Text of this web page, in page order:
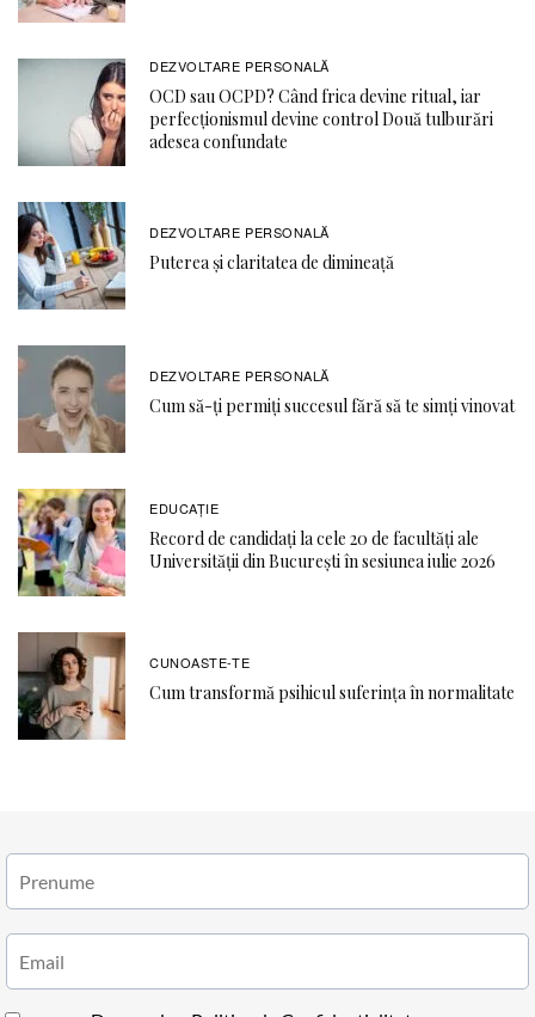
DEZVOLTARE PERSONALĂ
OCD sau OCPD? Când frica devine ritual, iar
perfecționismul devine control Două tulburări
adesea confundate
DEZVOLTARE PERSONALĂ
Puterea și claritatea de dimineață
DEZVOLTARE PERSONALĂ
Cum să-ți permiți succesul fără să te simți vinovat
EDUCAŢIE
Record de candidați la cele 20 de facultăți ale
Universității din București în sesiunea iulie 2026
CUNOASTE-TE
Cum transformă psihicul suferința în normalitate